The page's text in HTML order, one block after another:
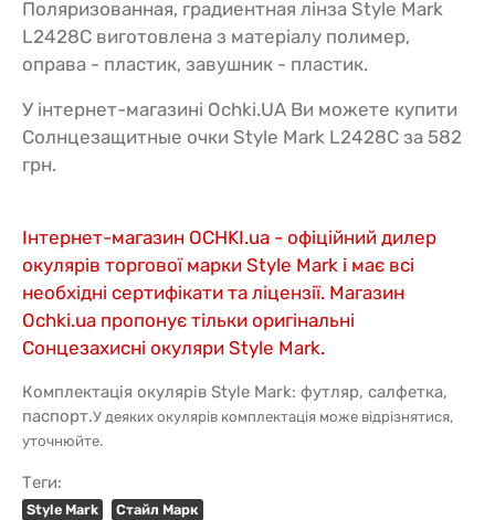
Поляризованная, градиентная лінза Style Mark
L2428C виготовлена з матеріалу полимер,
оправа - пластик, завушник - пластик.
У інтернет-магазині Ochki.UA Ви можете купити
Солнцезащитные очки Style Mark L2428C за 582
грн.
Інтернет-магазин OCHKI.ua - офіційний дилер
окулярів торгової марки Style Mark і має всі
необхідні сертифікати та ліцензії. Магазин
Ochki.ua пропонує тільки оригінальні
Сонцезахисні окуляри Style Mark.
Комплектація окулярів Style Mark: футляр, салфетка,
паспорт.У деяких окулярів комплектація може відрізнятися,
уточнюйте.
Теги:
Style Mark Стайл Марк